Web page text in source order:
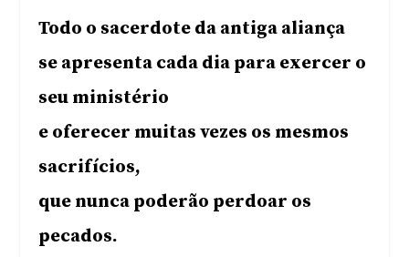
Todo o sacerdote da antiga aliança
se apresenta cada dia para exercer o
seu ministério
e oferecer muitas vezes os mesmos
sacrifícios,
que nunca poderão perdoar os
pecados.